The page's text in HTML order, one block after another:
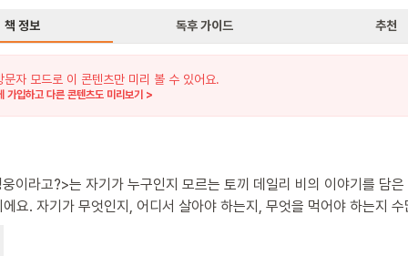
책 정보 독후 가이드 추천
문자 모드로 이 콘텐츠만 미리 볼 수 있어요.
가입하고 다른 콘텐츠도 미리보기 >
이라고?>는 자기가 누구인지 모르는 토끼 데일리 비의 이야기를 담은
요. 자기가 무엇인지, 어디서 살아야 하는지, 무엇을 먹어야 하는지 수
니다. 데일리 비의 순진무구함 덕에 족제비 재지 디를 피해 도망간 토끼